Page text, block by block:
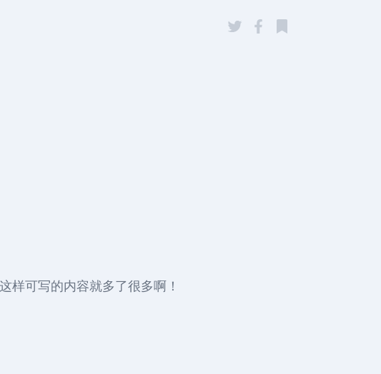
样可写的内容就多了很多啊！